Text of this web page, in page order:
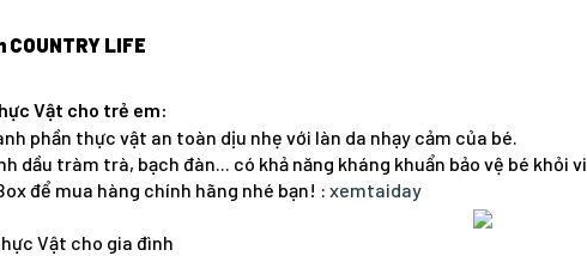
LIFE
Vật cho trẻ em:
phần thực vật an toàn dịu nhẹ với làn da nhạy cảm của bé.
dầu tràm trà, bạch đàn... có khả năng kháng khuẩn bảo vệ bé khỏi
để mua hàng chính hãng nhé bạn! :xemtaiday
Vật cho gia đình